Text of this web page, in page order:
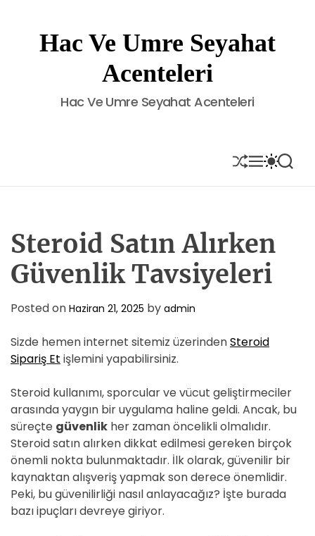
Hac Ve Umre Seyahat
Acenteleri
Hac Ve Umre Seyahat Acenteleri
S
H
U
E
M
E
N
S
W
I
C
O
L
O
R
E
S
E
A
Steroid Satın Alırken
Güvenlik Tavsiyeleri
Posted on Haziran 21, 2025 by admin
Sizde hemen internet sitemiz üzerindenSteroid
Sipariş Et işlemini yapabilirsiniz.
Steroid kullanımı, sporcular ve vücut geliştirmeciler
arasında yaygın bir uygulama haline geldi. Ancak, bu
süreçte güvenlik her zaman öncelikli olmalıdır.
Steroid satın alırken dikkat edilmesi gereken birçok
önemli nokta bulunmaktadır. İlk olarak, güvenilir bir
kaynaktan alışveriş yapmak son derece önemlidir.
Peki, bu güvenilirliği nasıl anlayacağız? İşte burada
bazı ipuçları devreye giriyor.